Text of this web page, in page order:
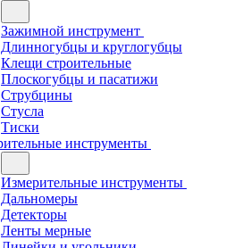
Зажимной инструмент
Длинногубцы и круглогубцы
Клещи строительные
Плоскогубцы и пасатижи
Струбцины
Стусла
Тиски
инструменты
Измерительные инструменты
Дальномеры
Детекторы
Ленты мерные